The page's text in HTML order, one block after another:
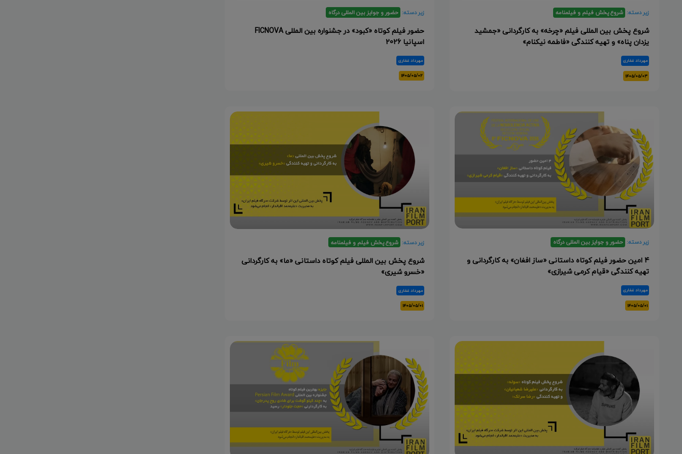
زیر دسته: شروع پخش فیلم و فیلمنامه
شروع پخش بین المللی فیلم «چرخه» به کارگردانی «جمشید
یزدان پناه» و تهیه کنندگی «فاطمه نیکنام»
مهرداد غفاری
۱۴۰۵/۰۵/۰۳
زیر دسته: حضور و جوایز بین المللی درگاه
حضور فیلم کوتاه «کبود» در جشنواره بین المللی FICNOVA
اسپانیا 2026
مهرداد غفاری
۱۴۰۵/۰۵/۰۲
زیر دسته: حضور و جوایز بین المللی درگاه
4 امین حضور فیلم کوتاه داستانی «ساز افغان» به کارگردانی و
تهیه کنندگی «قیام کرمی شیرازی»
مهرداد غفاری
۱۴۰۵/۰۵/۰۱
زیر دسته: شروع پخش فیلم و فیلمنامه
شروع پخش بین المللی فیلم کوتاه داستانی «ما» به کارگردانی
«خسرو شیری»
مهرداد غفاری
۱۴۰۵/۰۵/۰۱